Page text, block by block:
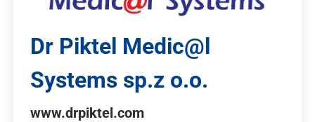
Dr Piktel Medic@l
Systems sp.z o.o.
www.drpiktel.com